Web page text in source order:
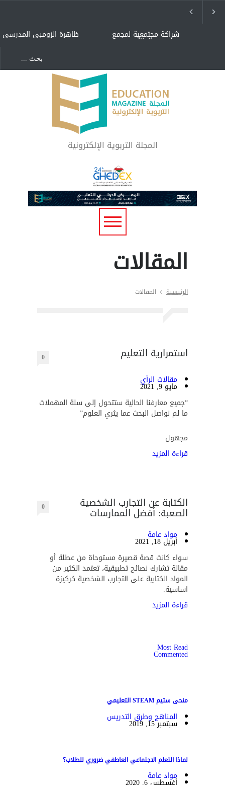
ظاهرة الزومبي المدرسي شراكة مجتمعية لمجمع
تعليمي بالطائف تستهدف
"كنت أنضرب ومافيني إلا
العافية" هل هذا مبرر
لاستمرار أسلوب التربية
المتوارث؟
لماذا تعد برامج توعية الأطفال
بخصوصية الجسد وقاية لا
فضول؟
المجلة التربوية الإلكترونية
المقالات
الرئيسية المقالات
استمرارية التعليم 0
مقالات الرأي
مايو 9, 2021
“جميع معارفنا الحالية ستتحول إلى سلة المهملات
ما لم نواصل البحث عما يثري العلوم”
مجهول
قراءة المزيد
الكتابة عن التجارب الشخصية
الصعبة: أفضل الممارسات 0
مواد عامة
أبريل 18, 2021
سواء كانت قصة قصيرة مستوحاة من عطلة أو
مقالة تشارك نصائح تطبيقية، تعتمد الكثير من
المواد الكتابية على التجارب الشخصية كركيزة
اساسية.
قراءة المزيد
Most Read
Commented
منحى ستيم STEAM التعليمي
المناهج وطرق التدريس
سبتمبر 15, 2019
لماذا التعلم الاجتماعي العاطفي ضروري للطلاب؟
مواد عامة